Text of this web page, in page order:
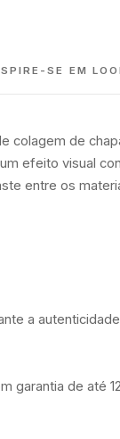
SE EM
colagem de
efeito visual
entre os
a
garantia de até